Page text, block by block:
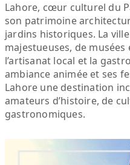
Lahore, cœur culturel du
son patrimoine
jardins historiques. La
majestueuses, de
l’artisanat local et la
ambiance animée et ses
Lahore une destination
amateurs d’histoire, de
gastronomiques.